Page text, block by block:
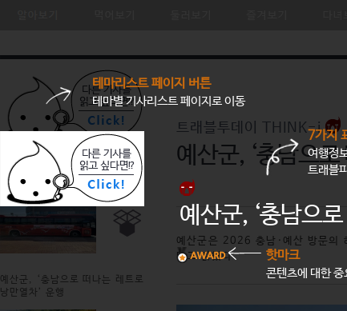
예산군, ‘충남으로 떠나는 레트로
낭만열차’ 운행
트래블투데이 THINK-i
예산군, ‘충남으
예산군은 2026 충남·예산 방문의
다고 밝혔다.
테마리스트 페이지 버튼
테마별 기사리스트 페이지로 이동
예산군, ‘충남으
7가지
여행정
트래블
핫마크
콘텐츠에 대한 중